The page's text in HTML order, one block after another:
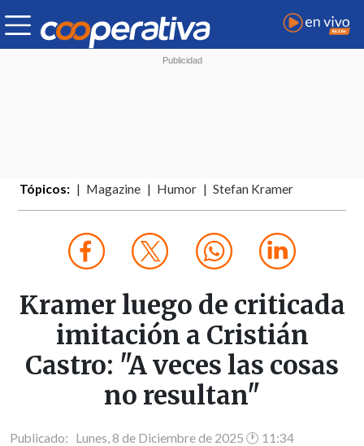
Tópicos: Magazine Humor Stefan Kramer
Kramer luego de criticada
imitación a Cristián
Castro: "A veces las cosas
no resultan"
Publicado: Lunes, 8 de Diciembre de 2025 🕐 11:34